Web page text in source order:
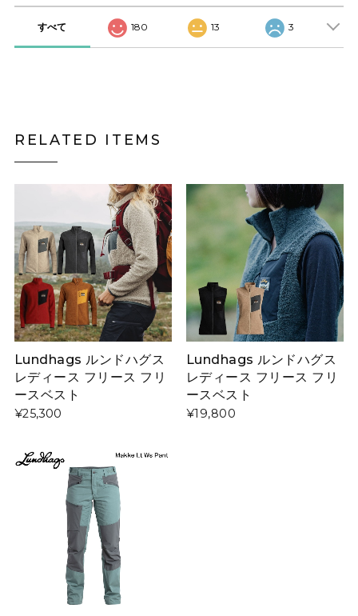
すべて 180 13 3
RELATED ITEMS
Lundhags ルンドハグス
レディース フリース フリ
ースベスト
¥25,300
Lundhags ルンドハグス
レディース フリース フリ
ースベスト
¥19,800